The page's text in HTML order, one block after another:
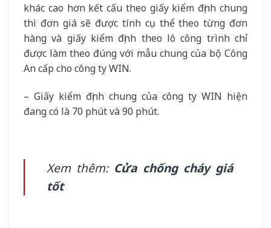
khác cao hơn kết cấu theo giấy kiểm định chung
thì đơn giá sẽ được tính cụ thể theo từng đơn
hàng và giấy kiểm định theo lô công trình chỉ
được làm theo đúng với mẫu chung của bộ Công
An cấp cho công ty WIN.
– Giấy kiểm định chung của công ty WIN hiện
đang có là 70 phút và 90 phút.
Xem thêm: Cửa chống cháy giá
tốt